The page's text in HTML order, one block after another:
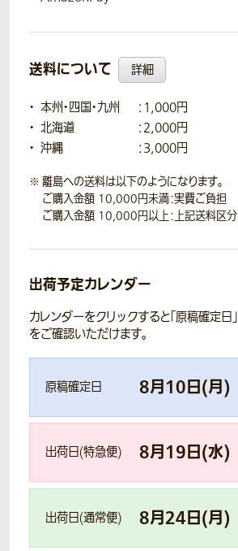
送料について 詳細
本州・四国・九州
：1,000円
北海道
：2,000円
沖縄
：3,000円
離島への送料は以下のようになります。
ご購入金額 10,000円未満：実費ご負担
ご購入金額 10,000円以上：上記送料区分
出荷予定カレンダー
カレンダーをクリックすると「原稿確定日
をご確認いただけます。
原稿確定日 8月10日(月)
出荷日(特急便) 8月19日(水)
出荷日(通常便) 8月24日(月)